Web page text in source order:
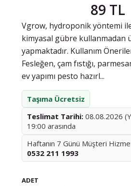
89 TL
Vgrow, hydroponik yöntemi
kimyasal gübre kullanmadan
yapmaktadır. Kullanım
Fesleğen, çam fıstığı,
ev yapımı pesto hazırl...
Taşıma Ücretsiz
Teslimat Tarihi: 08.08.2026
19:00 arasında
Haftanın 7 Günü Müşteri
0532 211 1993
ADET